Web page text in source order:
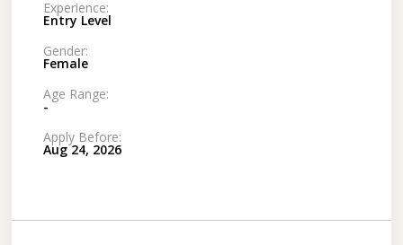
Experience:
Entry Level
Gender:
Female
Age Range:
-
Apply Before:
Aug 24, 2026